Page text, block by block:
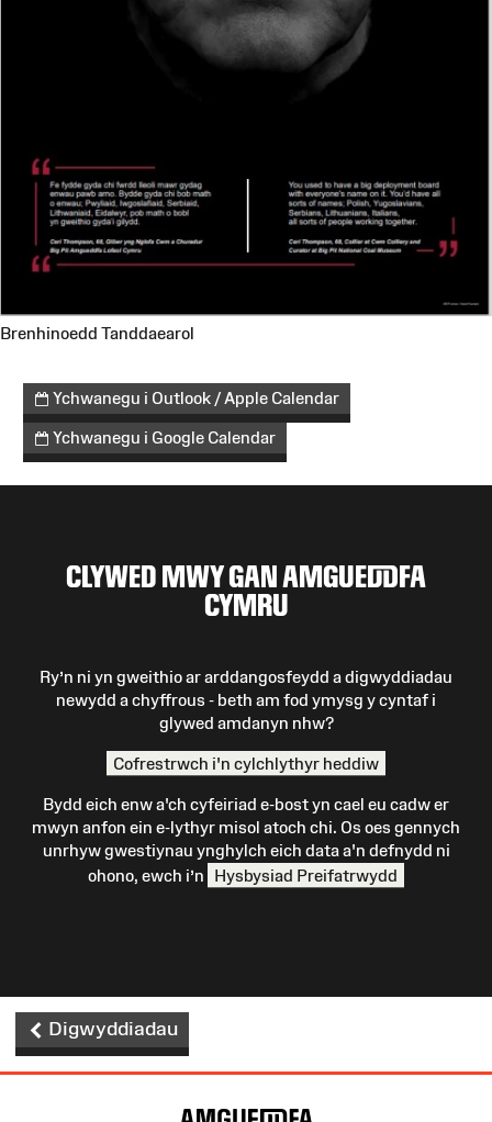
Brenhinoedd Tanddaearol
Ychwanegu i Outlook / Apple Calendar
Ychwanegu i Google Calendar
CLYWED MWY GAN AMGUEDDFA
CYMRU
Ry’n ni yn gweithio ar arddangosfeydd a digwyddiadau
newydd a chyffrous - beth am fod ymysg y cyntaf i
glywed amdanyn nhw?
Cofrestrwch i'n cylchlythyr heddiw
Bydd eich enw a'ch cyfeiriad e-bost yn cael eu cadw er
mwyn anfon ein e-lythyr misol atoch chi. Os oes gennych
unrhyw gwestiynau ynghylch eich data a'n defnydd ni
ohono, ewch i’n
Hysbysiad Preifatrwydd
Digwyddiadau